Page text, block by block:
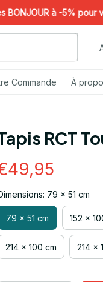
à -5% pour
Commande À
RCT
79 x 51 cm
79 x 51 cm 152 x
214 x 100 cm 214 x